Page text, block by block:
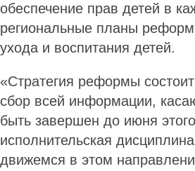
обеспечение прав детей в
региональные планы
ухода и воспитания детей.
«Стратегия реформы
сбор всей информации,
быть завершен до июня
исполнительская
движемся в этом